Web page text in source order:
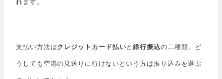
支払い方法はクレジットカード払いと銀行振込の二種類。ど
うしても空港の見送りに行けないという方は振り込みを選ぶ